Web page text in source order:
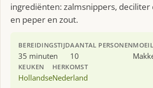
ingrediënten: zalmsnippers,
en peper en zout.
BEREIDINGSTIJD
35 minuten
AANTAL PERSONEN
10
KEUKEN
Hollandse
HERKOMST
Nederland